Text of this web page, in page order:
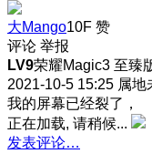
大Mango10F 赞
评论 举报
LV9荣耀Magic3 至臻
2021-10-5 15:25 属地
我的屏幕已经裂了，
正在加载, 请稍候...
发表评论…